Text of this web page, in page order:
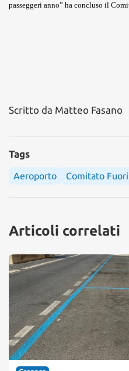
passeggeri anno” ha concluso il
Scritto da Matteo Fasano
Tags
Aeroporto Comitato
Articoli correlati